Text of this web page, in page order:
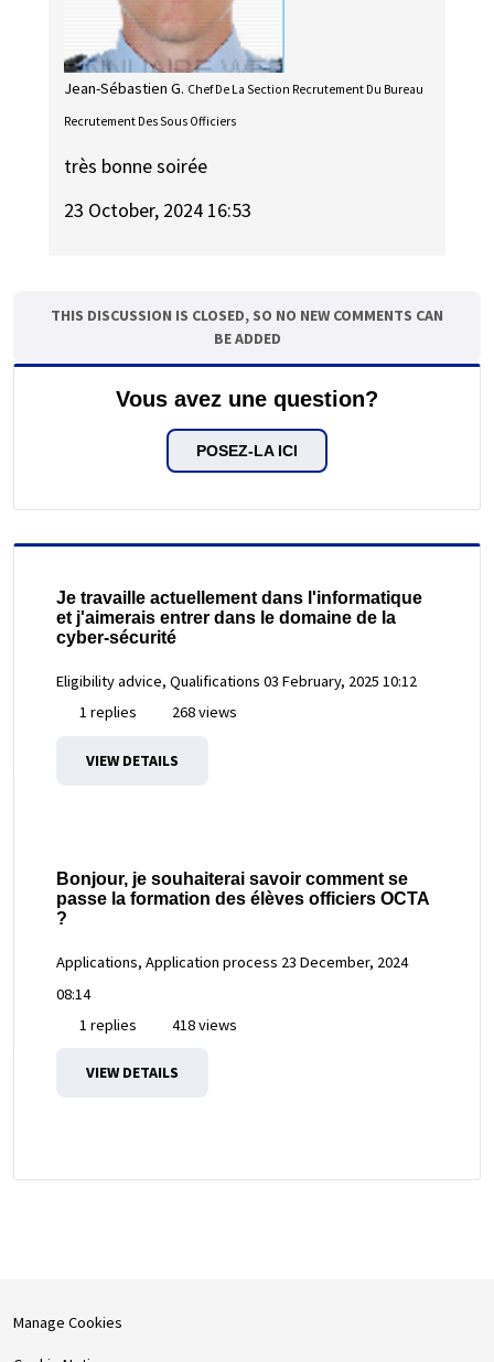
Jean-Sébastien G. Chef De La Section Recrutement Du Bureau
Recrutement Des Sous Officiers
très bonne soirée
23 October, 2024 16:53
THIS DISCUSSION IS CLOSED, SO NO NEW COMMENTS CAN
BE ADDED
Vous avez une question?
POSEZ-LA ICI
Je travaille actuellement dans l'informatique
et j'aimerais entrer dans le domaine de la
cyber-sécurité
Eligibility advice, Qualifications 03 February, 2025 10:12
1 replies
268 views
VIEW DETAILS
Bonjour, je souhaiterai savoir comment se
passe la formation des élèves officiers OCTA
?
Applications, Application process 23 December, 2024
08:14
1 replies
418 views
VIEW DETAILS
Manage Cookies